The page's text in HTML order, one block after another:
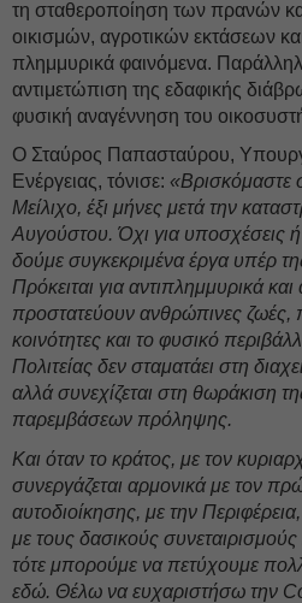
τη σταθεροποίηση των πρανών
οικισμών, αγροτικών εκτάσεων
πλημμυρικά φαινόμενα.
αντιμετώπιση της εδαφικής
φυσική αναγέννηση του
Ο Σταύρος Παπασταύρου,
Ενέργειας, τόνισε: «Βρισκόμαστε
Μείλιχο, έξι μήνες μετά την
Αυγούστου. Όχι για υποσχέσεις ή
δούμε συγκεκριμένα έργα υπέρ
Πρόκειται για αντιπλημμυρικά
προστατεύουν ανθρώπινες ζωές,
κοινότητες και το φυσικό
Πολιτείας δεν σταματάει στη
αλλά συνεχίζεται στη θωράκιση
παρεμβάσεων πρόληψης.
Και όταν το κράτος, με τον
συνεργάζεται αρμονικά με τον
αυτοδιοίκησης, με την
με τους δασικούς συνεταιρισμούς
τότε μπορούμε να πετύχουμε
εδώ. Θέλω να ευχαριστήσω την